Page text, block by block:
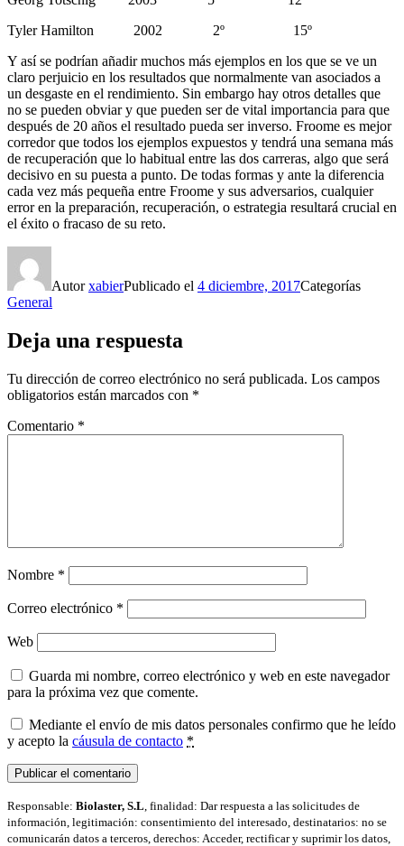
Tyler Hamilton 2002 2º 15º
Y así se podrían añadir muchos más ejemplos en los que se ve un
claro perjuicio en los resultados que normalmente van asociados a
un desgaste en el rendimiento. Sin embargo hay otros detalles que
no se pueden obviar y que pueden ser de vital importancia para que
después de 20 años el resultado pueda ser inverso. Froome es mejor
corredor que todos los ejemplos expuestos y tendrá una semana más
de recuperación que lo habitual entre las dos carreras, algo que será
decisivo en su puesta a punto. De todas formas y ante la diferencia
cada vez más pequeña entre Froome y sus adversarios, cualquier
error en la preparación, recuperación, o estrategia resultará crucial en
el éxito o fracaso de su reto.
AutorxabierPublicado el 4 diciembre, 2017Categorías
General
Deja una respuesta
Tu dirección de correo electrónico no será publicada. Los campos
obligatorios están marcados con *
Comentario *
Nombre *
Correo electrónico *
Web
Guarda mi nombre, correo electrónico y web en este navegador
para la próxima vez que comente.
Mediante el envío de mis datos personales confirmo que he leído
y acepto la cáusula de contacto *
Responsable: Biolaster, S.L , finalidad: Dar respuesta a las solicitudes de
información, legitimación: consentimiento del interesado, destinatarios: no se
comunicarán datos a terceros, derechos: Acceder, rectificar y suprimir los datos,